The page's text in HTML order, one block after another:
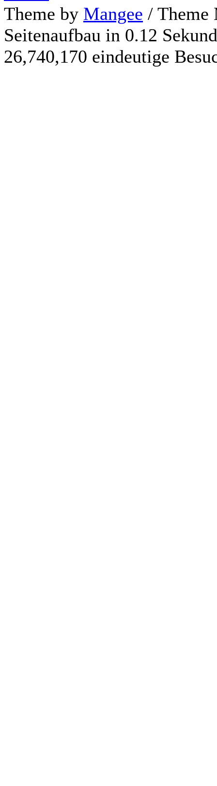
Theme by Mangee /
Seitenaufbau in 0.12
26,740,170 eindeutige